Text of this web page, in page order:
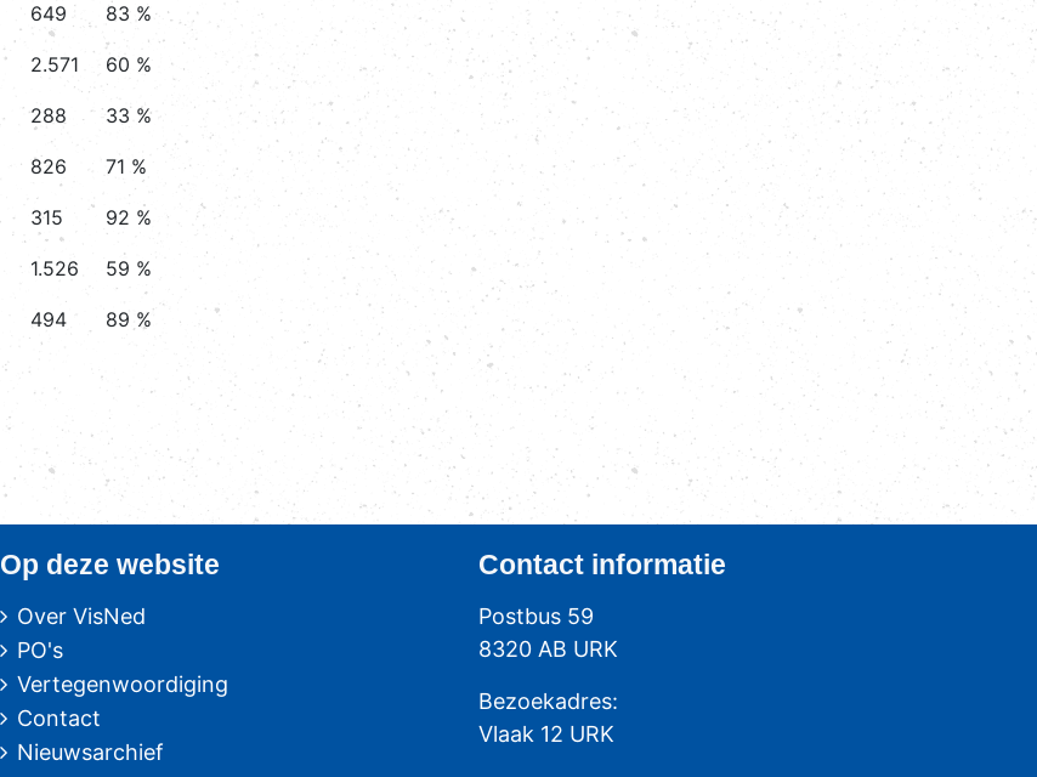
649 83 %
2.571 60 %
288 33 %
826 71 %
315 92 %
1.526 59 %
494 89 %
Op deze website
Over VisNed
PO's
Vertegenwoordiging
Contact
Nieuwsarchief
Contactinformatie
Postbus 59
8320 AB URK
Bezoekadres:
Vlaak 12 URK